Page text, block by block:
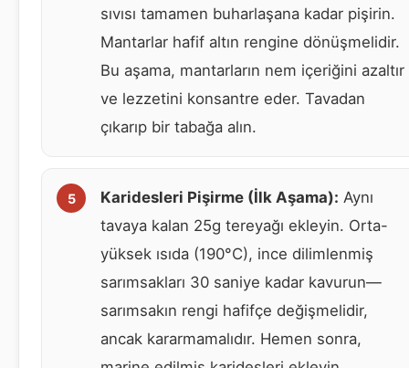
sıvısı tamamen buharlaşana kadar pişirin.
Mantarlar hafif altın rengine dönüşmelidir.
Bu aşama, mantarların nem içeriğini azaltır
ve lezzetini konsantre eder. Tavadan
çıkarıp bir tabağa alın.
Karidesleri Pişirme (İlk Aşama): Aynı
tavaya kalan 25g tereyağı ekleyin. Orta-
yüksek ısıda (190°C), ince dilimlenmiş
sarımsakları 30 saniye kadar kavurun—
sarımsakın rengi hafifçe değişmelidir,
ancak kararmamalıdır. Hemen sonra,